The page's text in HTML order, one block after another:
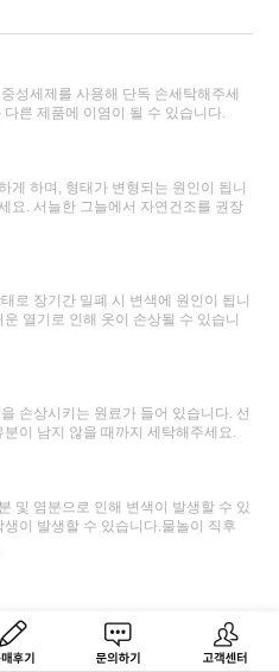
후기 문의하기 고객센터
성세제를 사용해 단독 손세탁해주세
른 제품에 이염이 될 수 있습니다.
게 하며, 형태가 변형되는 원인이 됩니
요. 서늘한 그늘에서 자연건조를 권장
로 장기간 밀폐 시 변색에 원인이 됩니
열기로 인해 옷이 손상될 수 있습니
손상시키는 원료가 들어 있습니다. 선
이 남지 않을 때까지 세탁해주세요.
및 염분으로 인해 변색이 발생할 수 있
이 발생할 수 있습니다.물놀이 직후
같은 물놀이 기구에 경우 마찰로 인하
발생할 수 있으니 사용에 주의 바랍니